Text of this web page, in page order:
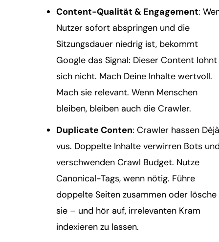
Content-Qualität & Engagement:
Nutzer sofort abspringen und die
Sitzungsdauer niedrig ist, bekommt
Google das Signal: Dieser Content lohnt
sich nicht. Mach Deine Inhalte wertvoll.
Mach sie relevant. Wenn Menschen
bleiben, bleiben auch die Crawler.
Duplicate Conten: Crawler hassen
vus. Doppelte Inhalte verwirren Bots
verschwenden Crawl Budget. Nutze
Canonical-Tags, wenn nötig. Führe
doppelte Seiten zusammen oder lösche
sie – und hör auf, irrelevanten Kram
indexieren zu lassen.